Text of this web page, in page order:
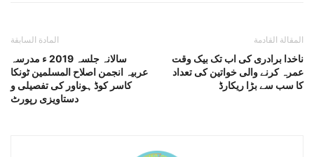
المادة السابقة
سالانہ جلسہ 2019 ء مدرسہ
عربیہ انجمن اصلاح المسلمین ٹونکا
کاسر کوڈ ہوناور کی تفصیلی و
دستاویزی رپورٹ
المقالة القادمة
ناخدا برادری کی اب تک بیک وقت
عمرہ کرنے والی خواتین کی تعداد
کا سب سے بڑا ریکارڈ